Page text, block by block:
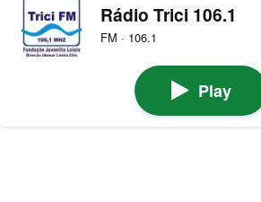
Rádio Trici 106.1
FM · 106.1
Play